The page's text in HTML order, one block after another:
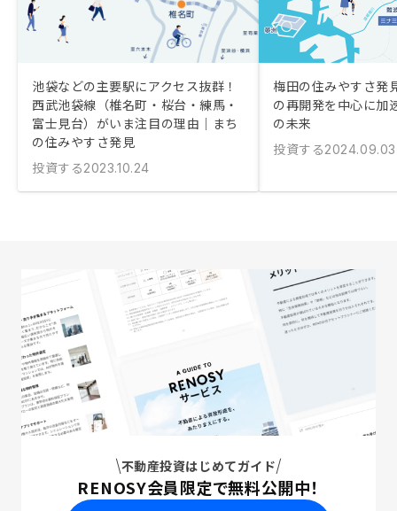
池袋などの主要駅にアクセス抜群！
西武池袋線（椎名町・桜台・練馬・
富士見台）がいま注目の理由｜まち
の住みやすさ発見
投資する2023.10.24
梅田の住みやすさ発
の再開発を中心に加
の未来
投資する2024.09.03
不動産投資はじめてガイド
RENOSY会員限定で無料公開中！